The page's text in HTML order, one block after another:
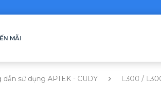
MÃI
dẫn sử dụng APTEK - CUDY
L300 /